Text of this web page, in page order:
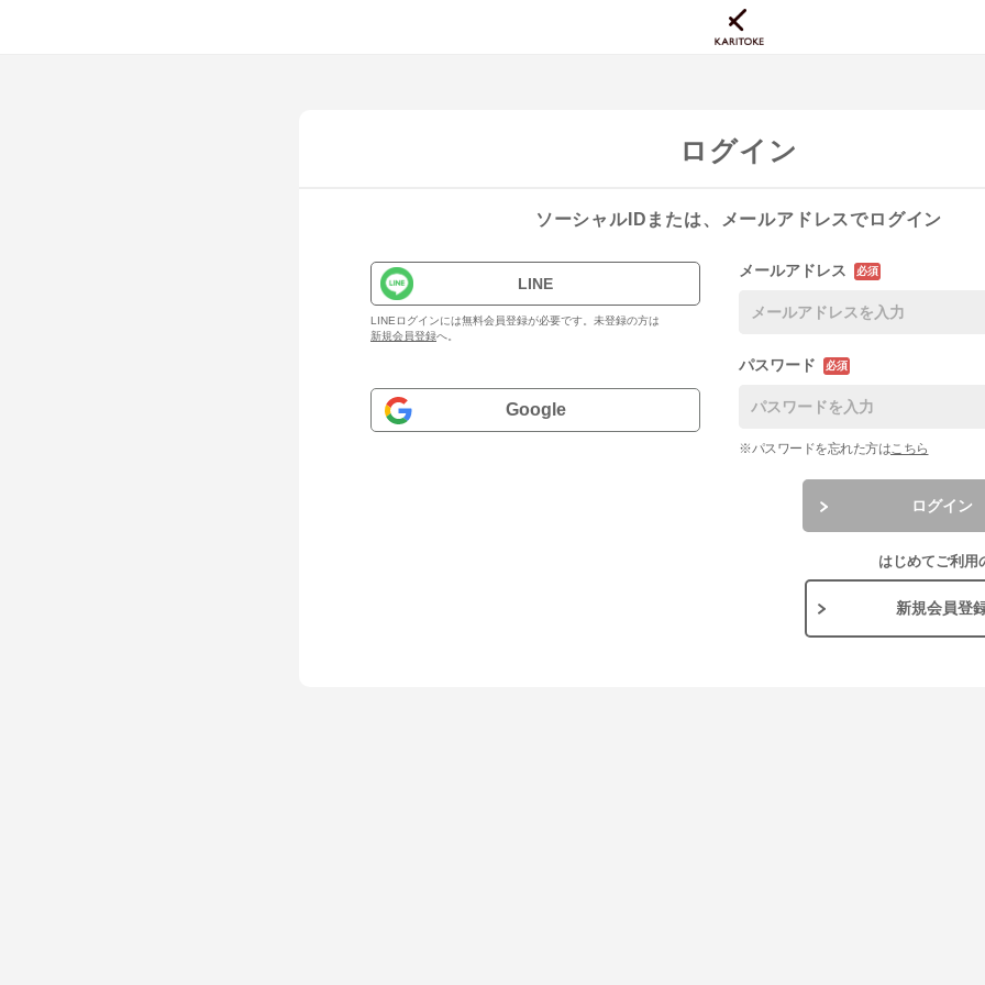
ログイン
ソーシャルIDまたは、メールアドレスでログイン
LINE
LINEログインには無料会員登録が必要です。未登録の方は
新規会員登録へ。
Google
メールアドレス 必須
パスワード 必須
※パスワードを忘れた方はこちら
ログイン
はじめてご利用
新規会員登